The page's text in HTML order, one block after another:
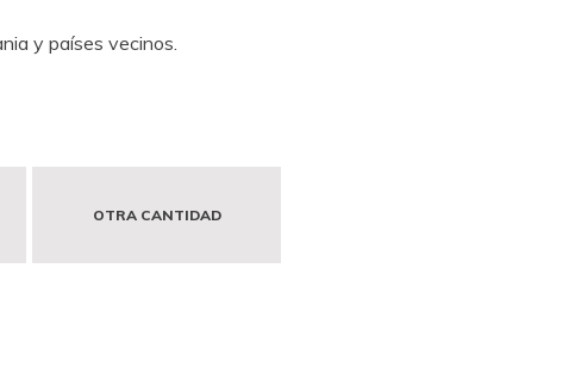
y países vecinos.
OTRA CANTIDAD